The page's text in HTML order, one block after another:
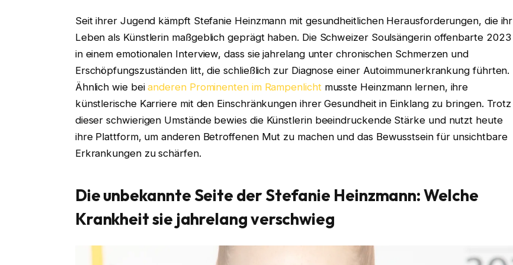
Seit ihrer Jugend kämpft Stefanie Heinzmann mit gesundheitlichen Herausforderungen, die ihr
Leben als Künstlerin maßgeblich geprägt haben. Die Schweizer Soulsängerin offenbarte 2023
in einem emotionalen Interview, dass sie jahrelang unter chronischen Schmerzen und
Erschöpfungszuständen litt, die schließlich zur Diagnose einer Autoimmunerkrankung führten.
Ähnlich wie beianderen Prominenten im Rampenlichtmusste Heinzmann lernen, ihre
künstlerische Karriere mit den Einschränkungen ihrer Gesundheit in Einklang zu bringen. Trotz
dieser schwierigen Umstände bewies die Künstlerin beeindruckende Stärke und nutzt heute
ihre Plattform, um anderen Betroffenen Mut zu machen und das Bewusstsein für unsichtbare
Erkrankungen zu schärfen.
Die unbekannte Seite der Stefanie Heinzmann: Welche
Krankheit sie jahrelang verschwieg